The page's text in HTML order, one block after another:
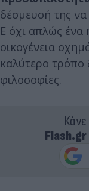
δέσμευσή της
E όχι απλώς ένα
οικογένεια
καλύτερο τρόπο
φιλοσοφίες.
Κάνε
Flash.gr